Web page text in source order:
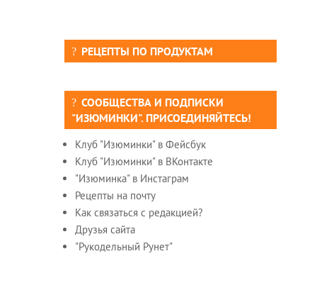
РЕЦЕПТЫ ПО ПРОДУКТАМ
СООБЩЕСТВА И ПОДПИСКИ
"ИЗЮМИНКИ". ПРИСОЕДИНЯЙТЕСЬ!
Клуб "Изюминки" в Фейсбук
Клуб "Изюминки" в ВКонтакте
"Изюминка" в Инстаграм
Рецепты на почту
Как связаться с редакцией?
Друзья сайта
"Рукодельный Рунет"